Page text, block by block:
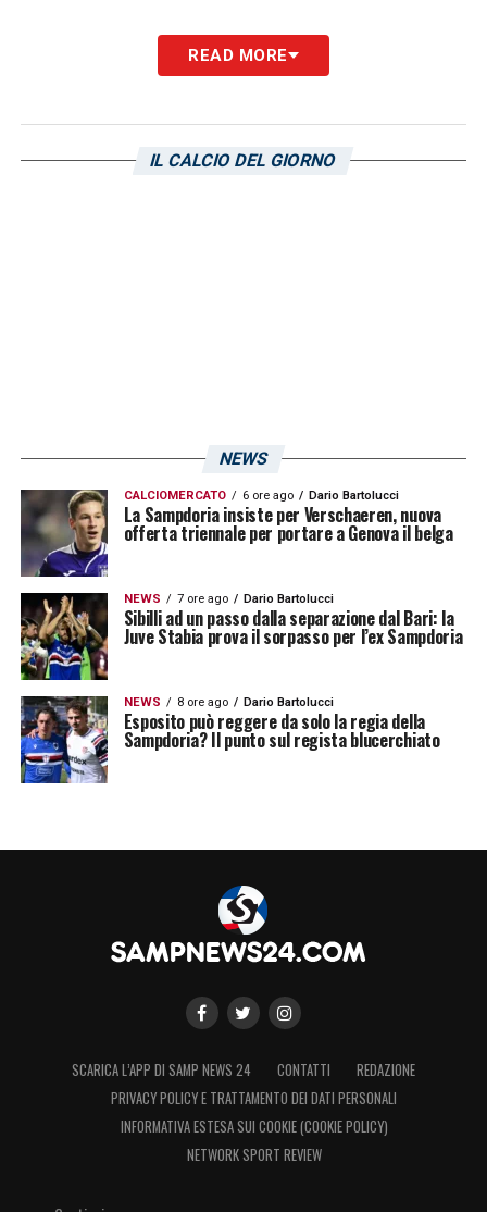
La sfida vede “Napoli contro Resto d’Italia” e
ha come protagonisti moltissimi attori,
sono in campo anche Federico Balzaretti,
READ MORE
IL CALCIO DEL GIORNO
NEWS
CALCIOMERCATO 6 ore ago Dario Bartolucci
La Sampdoria insiste per Verschaeren, nuova
offerta triennale per portare a Genova il belga
NEWS 7 ore ago Dario Bartolucci
Sibilli ad un passo dalla separazione dal Bari: la
Juve Stabia prova il sorpasso per l’ex Sampdoria
NEWS 8 ore ago Dario Bartolucci
Esposito può reggere da solo la regia della
Sampdoria? Il punto sul regista blucerchiato
SCARICA L’APP DI SAMP NEWS 24 CONTATTI
REDAZIONE
PRIVACY POLICY E TRATTAMENTO DEI DATI PERSONALI
INFORMATIVA ESTESA SUI COOKIE (COOKIE POLICY)
NETWORK SPORT REVIEW